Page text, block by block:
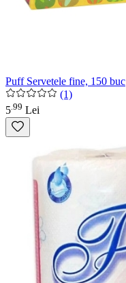
Puff Servetele fine, 150 buc
(1)
5 99 Lei